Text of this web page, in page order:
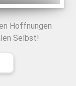
Hoffnungen
Selbst!